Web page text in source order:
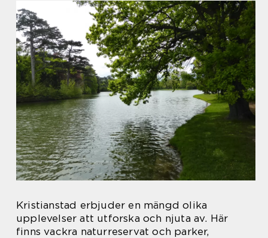
Kristianstad erbjuder en mängd olika
upplevelser att utforska och njuta av. Här
finns vackra naturreservat och parker,